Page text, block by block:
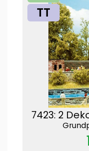
TT
7423: 2